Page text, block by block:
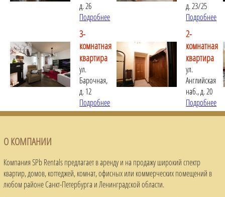
д. 26
Подробнее
д. 23/25
Подробнее
3-
комнатная
квартира
ул.
Барочная,
д. 12
Подробнее
2-
комнатная
квартира
ул.
Английская
наб., д. 20
Подробнее
О КОМПАНИИ
Компания SPb Rentals предлагает в аренду и на продажу широкий спектр
квартир, домов, коттеджей, комнат, офисных или коммерческих помещений в
любом районе Санкт-Петербурга и Ленинградской области.